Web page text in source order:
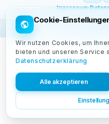
Impressum·
Cookie-
Wir nutzen Cookies, um
bieten und unseren Service
Datenschutzerklärung
Alle akzeptieren